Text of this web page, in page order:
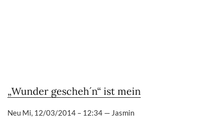
„Wunder gescheh´n“ ist mein
Neu Mi, 12/03/2014 – 12:34 — Jasmin